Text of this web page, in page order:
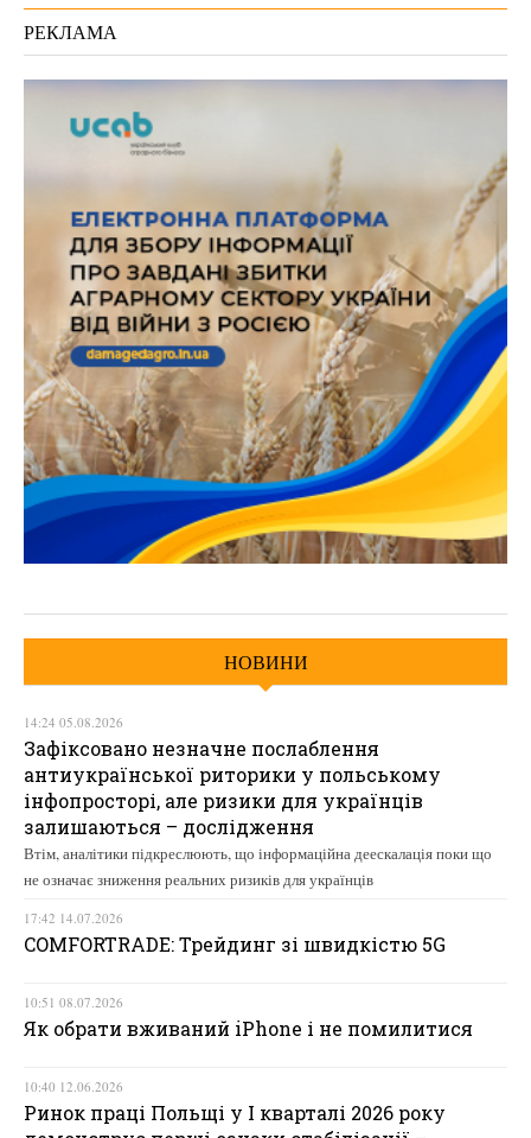
РЕКЛАМА
НОВИНИ
14:24 05.08.2026
Зафіксовано незначне послаблення
антиукраїнської риторики у польському
інфопросторі, але ризики для українців
залишаються – дослідження
Втім, аналітики підкреслюють, що інформаційна деескалація поки що
не означає зниження реальних ризиків для українців
17:42 14.07.2026
COMFORTRADE: Трейдинг зі швидкістю 5G
10:51 08.07.2026
Як обрати вживаний iPhone і не помилитися
10:40 12.06.2026
Ринок праці Польщі у І кварталі 2026 року